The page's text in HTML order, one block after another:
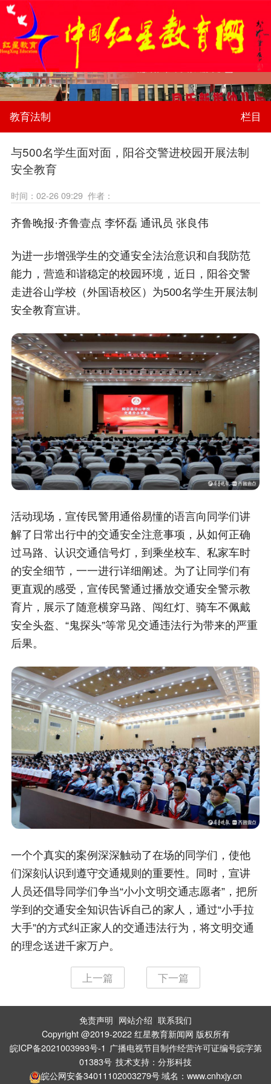
教育法制 栏目
与500名学生面对面，阳谷交警进校园开展法制
安全教育
时间：02-26 09:29 作者：
齐鲁晚报·齐鲁壹点 李怀磊 通讯员 张良伟
为进一步增强学生的交通安全法治意识和自我防范
能力，营造和谐稳定的校园环境，近日，阳谷交警
走进谷山学校（外国语校区）为500名学生开展法制
安全教育宣讲。
活动现场，宣传民警用通俗易懂的语言向同学们讲
解了日常出行中的交通安全注意事项，从如何正确
过马路、认识交通信号灯，到乘坐校车、私家车时
的安全细节，一一进行详细阐述。为了让同学们有
更直观的感受，宣传民警通过播放交通安全警示教
育片，展示了随意横穿马路、闯红灯、骑车不佩戴
安全头盔、“鬼探头”等常见交通违法行为带来的严重
后果。
一个个真实的案例深深触动了在场的同学们，使他
们深刻认识到遵守交通规则的重要性。同时，宣讲
人员还倡导同学们争当“小小文明交通志愿者”，把所
学到的交通安全知识告诉自己的家人，通过“小手拉
大手”的方式纠正家人的交通违法行为，将文明交通
的理念送进千家万户。
上一篇 下一篇
免责声明 网站介绍 联系我们
Copyright @2019-2022 红星教育新闻网 版权所有
皖ICP备2021003993号-1 广播电视节目制作经营许可证编号皖字第
01383号 技术支持： 分形科技
皖公网安备34011102003279号域名：www.cnhxjy.cn